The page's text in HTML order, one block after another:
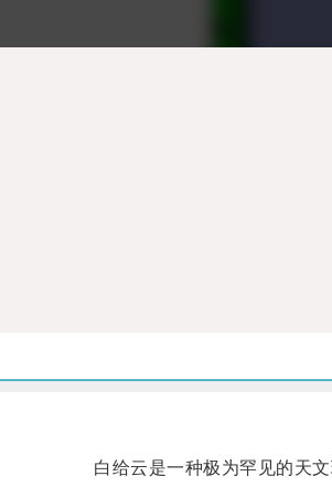
白给云是一种极为罕见的天文